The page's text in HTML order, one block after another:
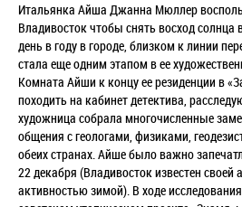
Итальянка Айша Джанна Мюллер
Владивосток чтобы снять восход солнца
день в году в городе, близком к линии
стала еще одним этапом в ее
Комната Айши к концу ее резиденции в
походить на кабинет детектива,
художница собрала многочисленные
общения с геологами, физиками,
обеих странах. Айше было важно
22 декабря (Владивосток известен своей
активностью зимой). В ходе